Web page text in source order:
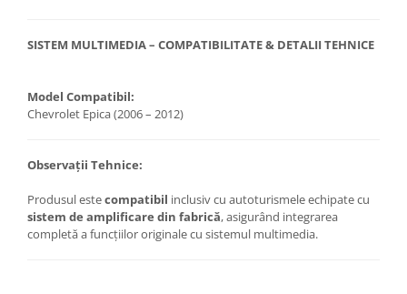
SISTEM MULTIMEDIA – COMPATIBILITATE & DETALII TEHNICE
Model Compatibil:
Chevrolet Epica (2006 – 2012)
Observații Tehnice:
Produsul estecompatibil inclusiv cu autoturismele echipate cu
sistem de amplificare din fabrică, asigurând integrarea
completă a funcțiilor originale cu sistemul multimedia.